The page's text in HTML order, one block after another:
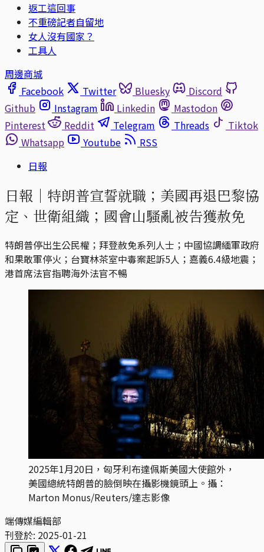
返工這回事
不重磅記者自留地
女人沒有國家？
工具人
周邊商城
Facebook
Twitter Bluesky
Discord
Github
Instagram Linkedin
Mastodon
Pinterest
Reddit Telegram Threads
Tiktok
Whatsapp
Youtube
RSS
日報
日報｜特朗普宣誓就職；美國再退巴黎協
定、世衛組織；國會山騷亂被告獲赦免
特朗普停出生公民權；拜登赦免系列人士；中國協調緬軍政府
和果敢軍停火；台寶林茶室中毒案起訴5人；嘉義6.4級地震；
港首席法官指聘海外法官不暢
2025年1月20日，匈牙利布達佩斯美國大使館外，
美國總統特朗普的臉倒映在攝影機鏡頭上。攝：
Marton Monus/Reuters/達志影像
端傳媒編輯部
刊登於: 2025-01-21